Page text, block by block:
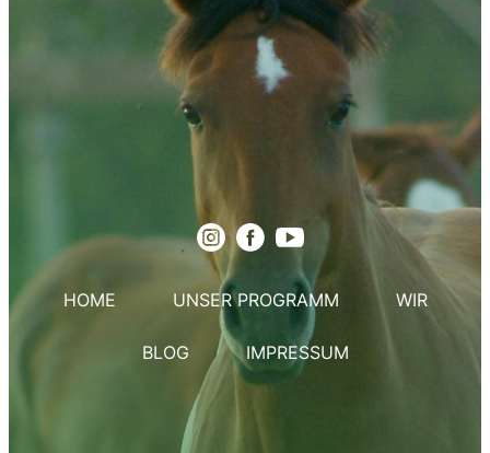
HOME UNSER PROGRAMM WIR
BLOG IMPRESSUM